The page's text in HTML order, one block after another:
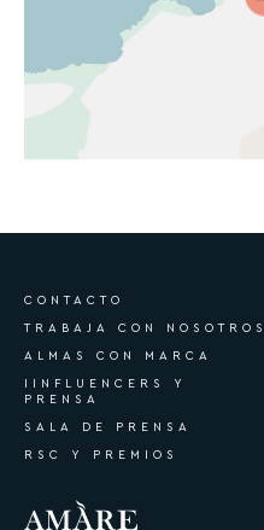
CONTACTO
TRABAJA CON NOSOTROS
ALMAS CON MARCA
IINFLUENCERS Y
PRENSA
SALA DE PRENSA
RSC Y PREMIOS